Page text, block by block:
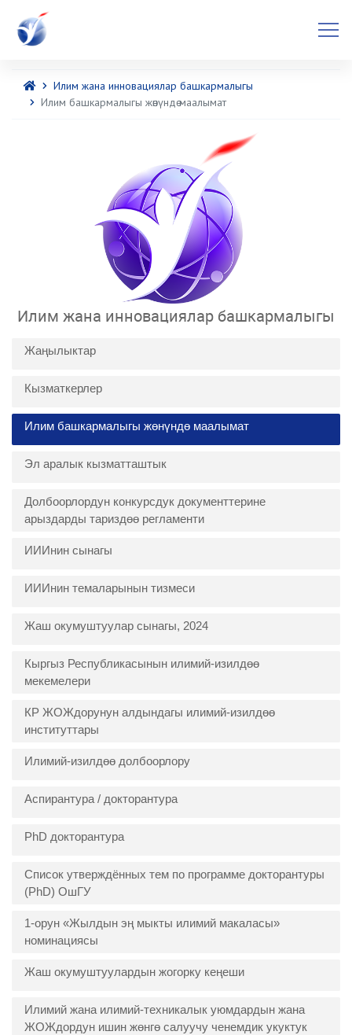
Илим жана инновациялар башкармалыгы
Илим башкармалыгы жөнүндө маалымат
Илим жана инновациялар башкармалыгы
Жаңылыктар
Кызматкерлер
Илим башкармалыгы жөнүндө маалымат
Эл аралык кызматташтык
Долбоорлордун конкурсдук документтерине
арыздарды тариздөө регламенти
ИИИнин сынагы
ИИИнин темаларынын тизмеси
Жаш окумуштуулар сынагы, 2024
Кыргыз Республикасынын илимий-изилдөө
мекемелери
КР ЖОЖдорунун алдындагы илимий-изилдөө
институттары
Илимий-изилдөө долбоорлору
Аспирантура / докторантура
PhD докторантура
Список утверждённых тем по программе докторантуры
(PhD) ОшГУ
1-орун «Жылдын эң мыкты илимий макаласы»
номинациясы
Жаш окумуштуулардын жогорку кеңеши
Илимий жана илимий-техникалык уюмдардын жана
ЖОЖдордун ишин жөнгө салуучу ченемдик укуктук